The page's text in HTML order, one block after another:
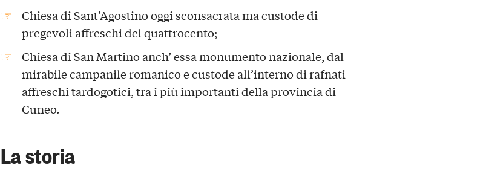
Chiesa di Sant’Agostino oggi sconsacrata ma custode di
pregevoli affreschi del quattrocento;
Chiesa di San Martino anch’ essa monumento nazionale, dal
mirabile campanile romanico e custode all’interno di rafnati
affreschi tardogotici, tra i più importanti della provincia di
Cuneo.
La storia